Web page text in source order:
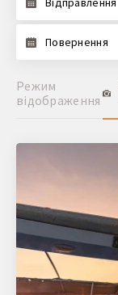
Повернення
Режим
відображення